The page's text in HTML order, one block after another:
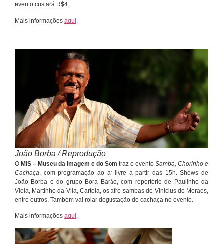
evento custará R$4.
Mais informações aqui
João Borba / Reprodução
O MIS – Museu da Imagem e do Som traz o evento Samba, Chorinho e
Cachaça, com programação ao ar livre a partir das 15h. Shows de
João Borba e do grupo Bora Barão, com repertório de Paulinho da
Viola, Martinho da Vila, Cartola, os afro-sambas de Vinicius de Moraes,
entre outros. Também vai rolar degustação de cachaça no evento.
Mais informações aqui.